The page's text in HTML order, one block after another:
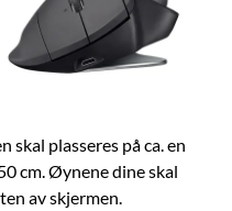
skal plasseres på ca. en
cm. Øynene dine skal
av skjermen.